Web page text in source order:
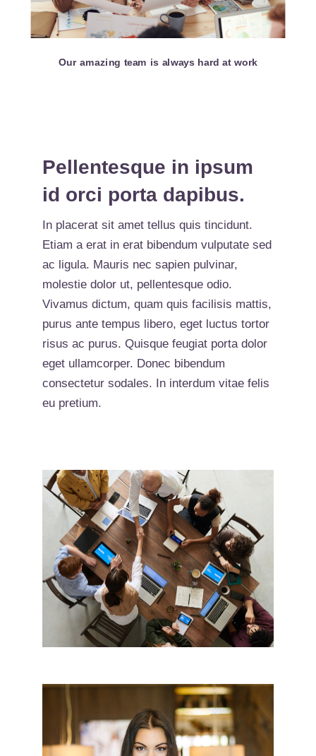
Our amazing team is always hard at work
Pellentesque in ipsum
id orci porta dapibus.
In placerat sit amet tellus quis tincidunt.
Etiam a erat in erat bibendum vulputate sed
ac ligula. Mauris nec sapien pulvinar,
molestie dolor ut, pellentesque odio.
Vivamus dictum, quam quis facilisis mattis,
purus ante tempus libero, eget luctus tortor
risus ac purus. Quisque feugiat porta dolor
eget ullamcorper. Donec bibendum
consectetur sodales. In interdum vitae felis
eu pretium.